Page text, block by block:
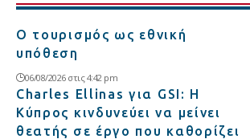
Ο τουρισμός ως εθνική
υπόθεση
06/08/2026 στις 4:42 pm
Charles Ellinas για GSI: Η
Κύπρος κινδυνεύει να μείνει
θεατής σε έργο που καθορίζει